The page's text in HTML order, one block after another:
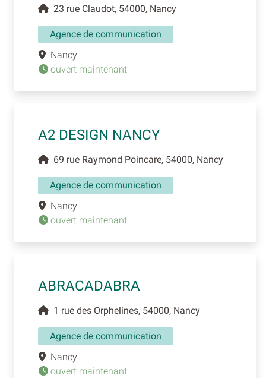
23 rue Claudot, 54000, Nancy
Agence de communication
Nancy
ouvert maintenant
A2 DESIGN NANCY
69 rue Raymond Poincare, 54000, Nancy
Agence de communication
Nancy
ouvert maintenant
ABRACADABRA
1 rue des Orphelines, 54000, Nancy
Agence de communication
Nancy
ouvert maintenant